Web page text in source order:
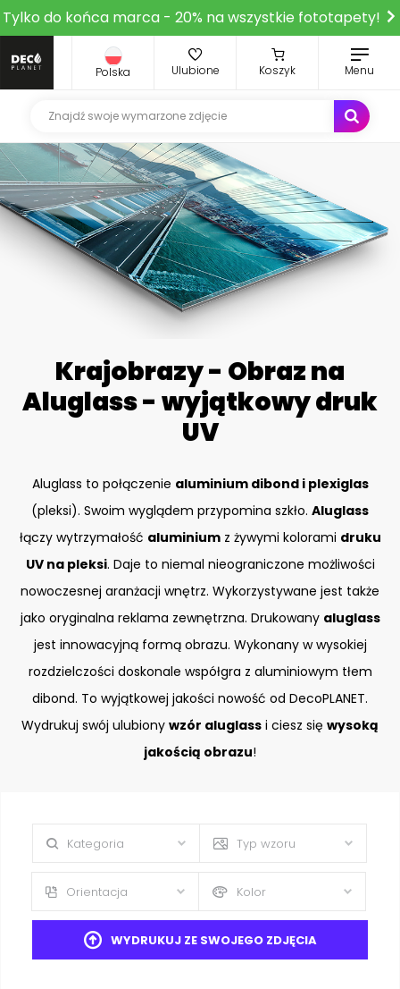
Tylko do końca marca - 20% na wszystkie fototapety!
Polska Ulubione Koszyk Menu
Krajobrazy - Obraz na
Aluglass - wyjątkowy druk
UV
Aluglass to połączenie aluminium dibond i plexiglas
(pleksi). Swoim wyglądem przypomina szkło. Aluglass
łączy wytrzymałość aluminiumz żywymi kolorami druku
UV na pleksi. Daje to niemal nieograniczone możliwości
nowoczesnej aranżacji wnętrz. Wykorzystywane jest także
jako oryginalna reklama zewnętrzna. Drukowany aluglass
jest innowacyjną formą obrazu. Wykonany w wysokiej
rozdzielczości doskonale współgra z aluminiowym tłem
dibond. To wyjątkowej jakości nowość od DecoPLANET.
Wydrukuj swój ulubiony wzór aluglass i ciesz się wysoką
jakością obrazu!
Kategoria Typ wzoru
Orientacja Kolor
WYDRUKUJ ZE SWOJEGO ZDJĘCIA